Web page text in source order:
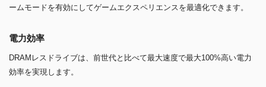
ームモードを有効にしてゲームエクスペリエンスを最適化できます。
電力効率
DRAMレスドライブは、前世代と比べて最大速度で最大100%高い電力
効率を実現します。